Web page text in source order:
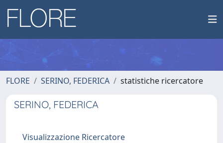
FLORE SERINO, FEDERICA statistiche ricercatore
SERINO, FEDERICA
Visualizzazione Ricercatore